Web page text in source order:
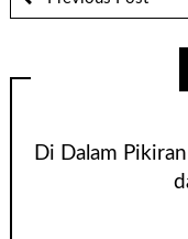
Di Dalam